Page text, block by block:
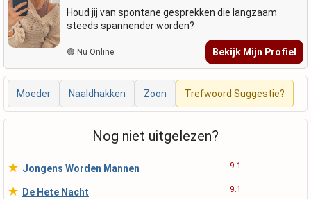
Houd jij van spontane gesprekken die langzaam
steeds spannender worden?
🟢 Nu Online Bekijk Mijn Profiel
Moeder Naaldhakken Zoon Trefwoord Suggestie?
Nog niet uitgelezen?
★ Jongens Worden Mannen 9.1
★ De Hete Nacht 9.1